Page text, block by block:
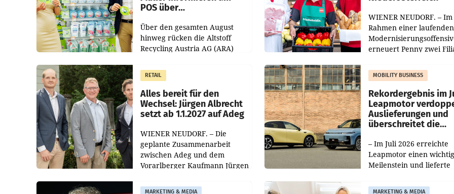
POS über
Über den gesamten August
hinweg rücken die Altstoff
Recycling Austria AG (ARA)
Müller die Initiative „Kreislauf-
Helden“ in allen
österreichischen Müller-Filialen
WIENER NEUDORF. – Im
Rahmen einer laufenden
erneuert Penny zwei
Die beiden Standorte
Haag sowie im rund
RETAIL
Alles bereit für den
Wechsel: Jürgen Albrecht
setzt ab 1.1.2027 auf Adeg
WIENER NEUDORF. – Die
geplante Zusammenarbeit
zwischen Adeg und dem
Vorarlberger Kaufmann Jürgen
freigegeben: Die
MOBILITY BUSINESS
Rekordergebnis im
Leapmotor
Auslieferungen und
überschreitet die
– Im Juli 2026 erreichte
Leapmotor einen
Meilenstein und lieferte
aus, womit sich das
MARKETING & MEDIA MARKETING & MEDIA